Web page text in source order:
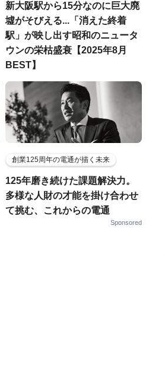
新大阪駅から15分なのに巨大廃
墟がそびえる...「消えた終着
駅」が映し出す昭和のニュータ
ウンの栄枯盛衰【2025年8月
BEST】
創業125周年の電通が描く未来
125年磨き続けた課題解決力。
多様な人財の才能を掛け合わせ
て挑む、これからの電通
Sponsored